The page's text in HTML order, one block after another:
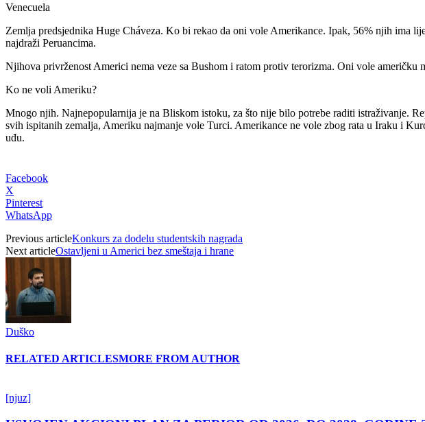
Venecuela
Zemlja predsjednika Huge Cháveza. Ko bi rekao da oni vole Amerikance. Ipak, 56% njih ima
najdraži Peruancima.
Njihova privrženost Americi nema veze sa Bushom i ratom protiv terorizma. Oni vole američku
Ko ne voli Ameriku?
Mnogo njih. Najnepopularnija je na Bliskom istoku, za što nije bilo potrebe raditi istraživanje.
svih ispitanih zemalja, Ameriku najmanje vole Turci. Amerikance ne vole zbog rata u Iraku i
uđu.
Facebook
X
Pinterest
WhatsApp
Previous articleKonkurs za dodelu studentskih nagrada
Next articleOstavljeni u Americi bez smeštaja i hrane
Duško
RELATED ARTICLESMORE FROM AUTHOR
[njuz]